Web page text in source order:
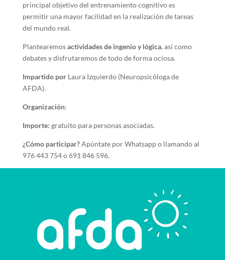
principal objetivo del entrenamiento cognitivo es
permitir una mayor facilidad en la realización de tareas
del mundo real.
Plantearemosactividades de ingenio y lógica, así como
debates y disfrutaremos de todo de forma ociosa.
Impartido porLaura Izquierdo (Neuropsicóloga de
AFDA).
Organización:
Importe: gratuito para personas asociadas.
¿Cómo participar?Apúntate por Whatsapp o llamando al
976 443 754 o 691 846 596.